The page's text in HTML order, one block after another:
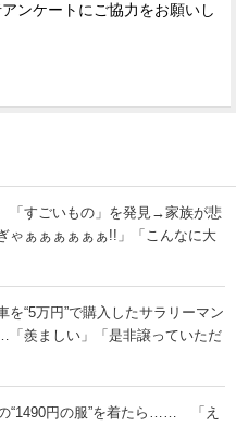
ンケートにご協力をお願いし
「すごいもの」を発見→家族が悲
ゃぁぁぁぁぁぁ!!」「こんなに大
を“5万円”で購入したサラリーマン
羨ましい」「是非譲っていただ
“1490円の服”を着たら…… 「え